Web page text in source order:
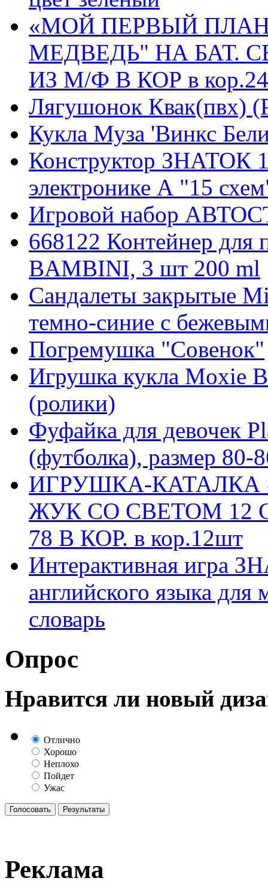
«МОЙ ПЕРВЫЙ
МЕДВЕДЬ" НА БАТ.
ИЗ М/Ф В КОР в
Лягушонок Квак(пвх)
Кукла Муза 'Винкс
Конструктор ЗНАТОК
электронике А "15
Игровой набор
668122 Контейнер для
BAMBINI, 3 шт 200 ml
Сандалеты закрытые
темно-синие с
Погремушка "Совенок"
Игрушка кукла Moxie
(ролики)
Фуфайка для девочек
(футболка), размер 80-
ИГРУШКА-
ЖУК СО СВЕТОМ 12
78 В КОР. в кор.12шт
Интерактивная игра
английского языка для
словарь
Опрос
Нравится ли новый
Отлично
Хорошо
Неплохо
Пойдет
Ужас
Реклама